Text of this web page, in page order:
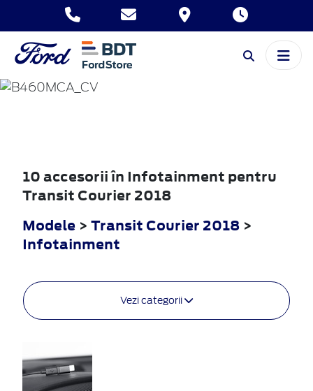
TRANSIT
COURIER
10 accesorii în Infotainment pentru
Transit Courier 2018
Modele > Transit Courier 2018 >
Infotainment
Vezi categorii